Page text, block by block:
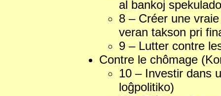
al bankoj
8 – Créer une
veran takson pri
9 – Lutter contre
Contre le chômage
10 – Investir dans
loĝpolitiko)